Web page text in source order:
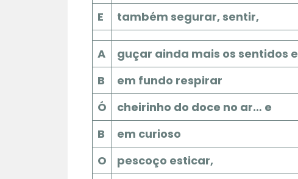
E
também segurar, sentir,
A
guçar ainda mais os sentidos e
B
em fundo respirar
Ó
cheirinho do doce no ar… e
B
em curioso
O
pescoço esticar,